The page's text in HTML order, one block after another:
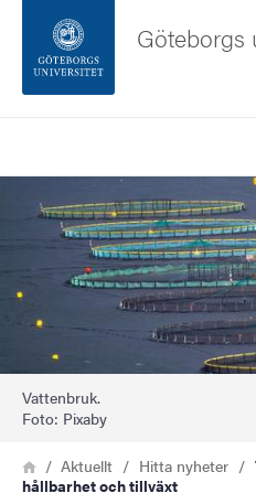
Sidfoten
Om webbplatsen
Göteborgs
Bild
Vattenbruk.
Foto: Pixaby
Länkstig
HemAktuellt Hitta nyheter
hållbarhet och tillväxt